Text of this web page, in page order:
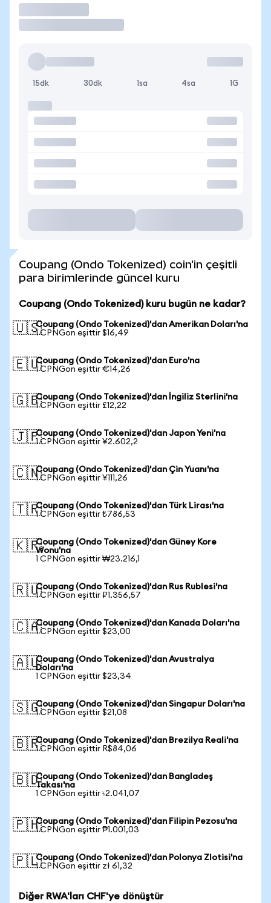
15dk 30dk 1sa 4sa 1G
Coupang (Ondo Tokenized) coin'in çeşitli
para birimlerinde güncel kuru
Coupang (Ondo Tokenized) kuru bugün ne kadar?
🇺🇸Coupang (Ondo Tokenized)'dan Amerikan Doları'na
1 CPNGon eşittir $16,49
🇪🇺Coupang (Ondo Tokenized)'dan Euro'na
1 CPNGon eşittir €14,26
🇬🇧Coupang (Ondo Tokenized)'dan İngiliz Sterlini'na
1 CPNGon eşittir £12,22
🇯🇵Coupang (Ondo Tokenized)'dan Japon Yeni'na
1 CPNGon eşittir ¥2.602,2
🇨🇳Coupang (Ondo Tokenized)'dan Çin Yuanı'na
1 CPNGon eşittir ¥111,26
🇹🇷Coupang (Ondo Tokenized)'dan Türk Lirası'na
1 CPNGon eşittir ₺786,53
🇰🇷Coupang (Ondo Tokenized)'dan Güney Kore
Wonu'na
1 CPNGon eşittir ₩23.216,1
🇷🇺Coupang (Ondo Tokenized)'dan Rus Rublesi'na
1 CPNGon eşittir ₽1.356,57
🇨🇦Coupang (Ondo Tokenized)'dan Kanada Doları'na
1 CPNGon eşittir $23,00
🇦🇺Coupang (Ondo Tokenized)'dan Avustralya
Doları'na
1 CPNGon eşittir $23,34
🇸🇬Coupang (Ondo Tokenized)'dan Singapur Doları'na
1 CPNGon eşittir $21,08
🇧🇷Coupang (Ondo Tokenized)'dan Brezilya Reali'na
1 CPNGon eşittir R$84,06
🇧🇩Coupang (Ondo Tokenized)'dan Bangladeş
Takası'na
1 CPNGon eşittir ৳2.041,07
🇵🇭Coupang (Ondo Tokenized)'dan Filipin Pezosu'na
1 CPNGon eşittir ₱1.001,03
🇵🇱Coupang (Ondo Tokenized)'dan Polonya Zlotisi'na
1 CPNGon eşittir zł 61,32
Diğer RWA'ları CHF'ye dönüştür